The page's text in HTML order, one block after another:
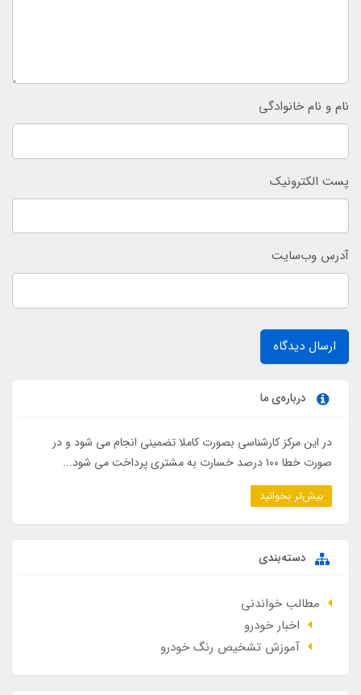
نام و نام خانوادگی
پست الکترونیک
آدرس وب‌سایت
ارسال دیدگاه
درباره‌ی ما
در این مرکز کارشناسی بصورت کاملا تضمینی انجام می شود و در
صورت خطا ۱۰۰ درصد خسارت به مشتری پرداخت می شود...
بیش‌تر بخوانید
دسته‌بندی
مطالب خواندنی
اخبار خودرو
آموزش تشخیص رنگ خودرو